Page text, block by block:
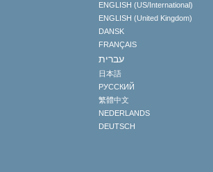
ENGLISH (US/International)
ENGLISH (United Kingdom)
DANSK
FRANÇAIS
עברית
日本語
РУССКИЙ
繁體中文
NEDERLANDS
DEUTSCH